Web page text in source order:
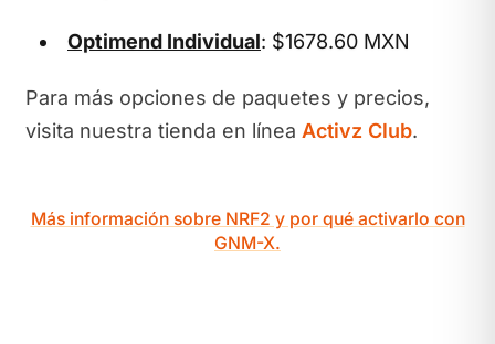
Optimend Individual: $1678.60 MXN
Para más opciones de paquetes y precios,
visita nuestra tienda en línea Activz Club.
Más información sobre NRF2 y por qué activarlo con
GNM-X.